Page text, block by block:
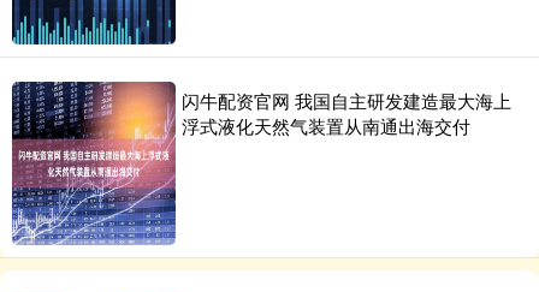
闪牛配资官网 我国自主研发建造最大海上
浮式液化天然气装置从南通出海交付